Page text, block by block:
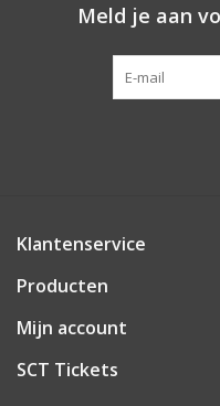
Meld je aan
Klantenservice
Producten
Mijn account
SCT Tickets